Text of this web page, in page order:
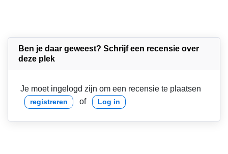
Ben je daar geweest? Schrijf een recensie over
deze plek
Je moet ingelogd zijn om een recensie te plaatsen
registreren of Log in